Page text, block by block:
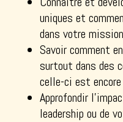
uniques et
dans votre
Savoir comment
surtout dans des
celle-ci est
Approfondir
leadership ou de